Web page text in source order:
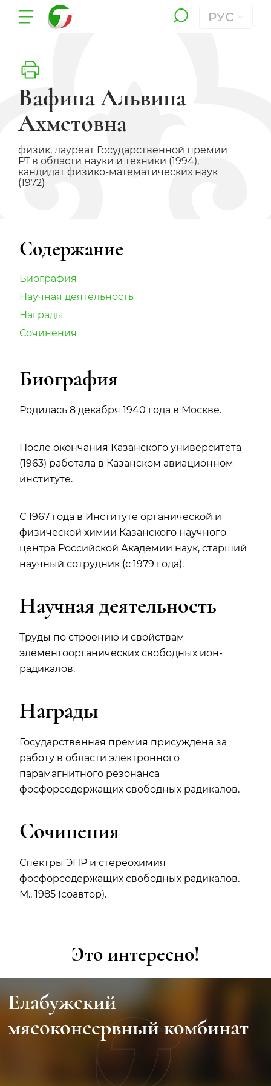
РУС
Вафина Альвина
Ахметовна
физик, лауреат Государственной премии
РТ в области науки и техники (1994),
кандидат физико-математических наук
(1972)
Содержание
Биография
Научная деятельность
Награды
Сочинения
Биография
Родилась 8 декабря 1940 года в Москве.
После окончания Казанского университета
(1963) работала в Казанском авиационном
институте.
С 1967 года в Институте органической и
физической химии Казанского научного
центра Российской Академии наук, старший
научный сотрудник (с 1979 года).
Научная деятельность
Труды по строению и свойствам
элементоорганических свободных ион-
радикалов.
Награды
Государственная премия присуждена за
работу в области электронного
парамагнитного резонанса
фосфорсодержащих свободных радикалов.
Сочинения
Спектры ЭПР и стереохимия
фосфорсодержащих свободных радикалов.
М., 1985 (соавтор).
Это интересно!
Елабужский
мясоконсервный комбинат